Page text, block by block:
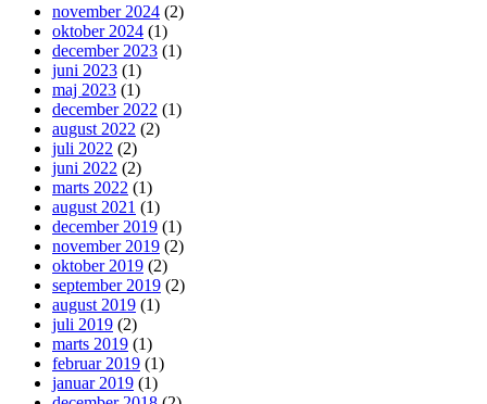
november 2024 (2)
oktober 2024 (1)
december 2023 (1)
juni 2023 (1)
maj 2023 (1)
december 2022 (1)
august 2022 (2)
juli 2022 (2)
juni 2022 (2)
marts 2022 (1)
august 2021 (1)
december 2019 (1)
november 2019 (2)
oktober 2019 (2)
september 2019 (2)
august 2019 (1)
juli 2019 (2)
marts 2019 (1)
februar 2019 (1)
januar 2019 (1)